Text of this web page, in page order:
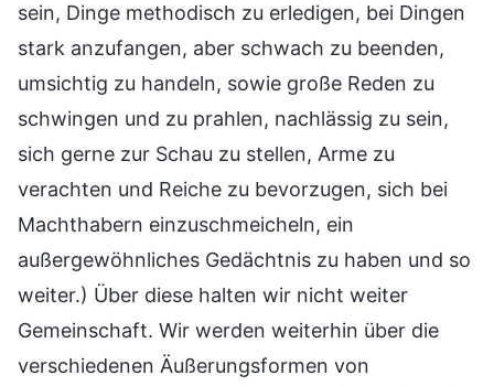
sein, Dinge methodisch zu erledigen, bei Dingen
stark anzufangen, aber schwach zu beenden,
umsichtig zu handeln, sowie große Reden zu
schwingen und zu prahlen, nachlässig zu sein,
sich gerne zur Schau zu stellen, Arme zu
verachten und Reiche zu bevorzugen, sich bei
Machthabern einzuschmeicheln, ein
außergewöhnliches Gedächtnis zu haben und so
weiter.) Über diese halten wir nicht weiter
Gemeinschaft. Wir werden weiterhin über die
verschiedenen Äußerungsformen von